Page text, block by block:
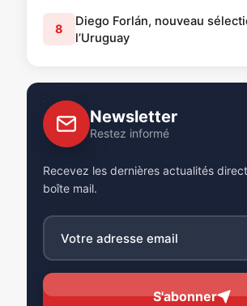
8
Diego Forlán, nouveau
l’Uruguay
Newsletter
Restez informé
Recevez les dernières actualités
boîte mail.
S'abonner